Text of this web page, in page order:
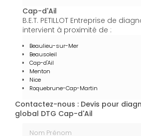
Cap-d'Ail
B.E.T. PETILLOT Entreprise de
intervient à proximité de :
Beaulieu-sur-Mer
Beausoleil
Cap-d'Ail
Menton
Nice
Roquebrune-Cap-Martin
Contactez-nous : Devis pour
global DTG Cap-d'Ail